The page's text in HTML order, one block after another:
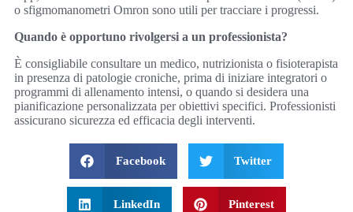
o sfigmomanometri Omron sono utili per tracciare i progressi.
Quando è opportuno rivolgersi a un professionista?
È consigliabile consultare un medico, nutrizionista o fisioterapista
in presenza di patologie croniche, prima di iniziare integratori o
programmi di allenamento intensi, o quando si desidera una
pianificazione personalizzata per obiettivi specifici. Professionisti
assicurano sicurezza ed efficacia degli interventi.
Facebook Twitter
LinkedIn Pinterest